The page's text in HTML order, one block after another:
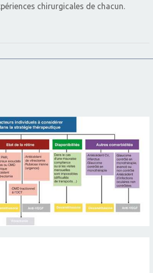
chirurgicales de chacun.